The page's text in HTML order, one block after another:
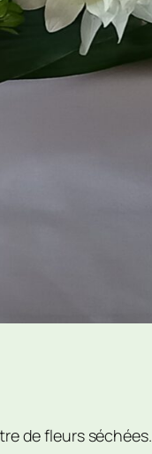
de fleurs séchées.